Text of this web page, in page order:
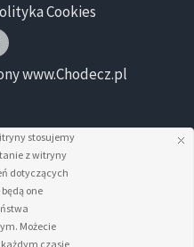
Cookies
www.Chodecz.pl
stosujemy
z witryny
dotyczących
one
Możecie
czasie